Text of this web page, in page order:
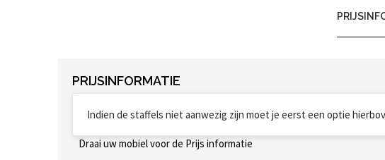
PRIJSINFORMATIE
Indien de staffels niet aanwezig zijn moet je eerst een optie
Draai uw mobiel voor de Prijs informatie